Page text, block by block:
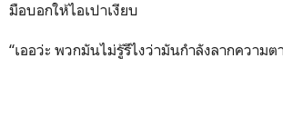
มือบอกให้ไอเปาเงียบ
“เออว่ะ พวกมันไม่รู้รึไงว่ามันกำลังลากความ